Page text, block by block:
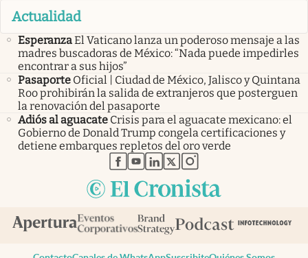
Actualidad
EsperanzaEl Vaticano lanza un poderoso mensaje a las
madres buscadoras de México: “Nada puede impedirles
encontrar a sus hijos”
Pasaporte Oficial | Ciudad de México, Jalisco y Quintana
Roo prohibirán la salida de extranjeros que posterguen
la renovación del pasaporte
Adiós al aguacate Crisis para el aguacate mexicano: el
Gobierno de Donald Trump congela certificaciones y
detiene embarques repletos del oro verde
abre en nueva pestaña
abre en nueva pestaña
abre en nueva pestaña
abre en nueva pestaña
abre en nueva pestaña